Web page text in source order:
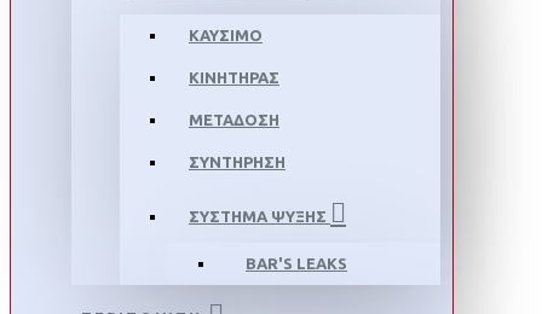
ΚΑΥΣΙΜΟ
ΚΙΝΗΤΗΡΑΣ
ΜΕΤΑΔΟΣΗ
ΣΥΝΤΗΡΗΣΗ
ΣΥΣΤΗΜΑ ΨΥΞΗΣ
BAR'S LEAKS